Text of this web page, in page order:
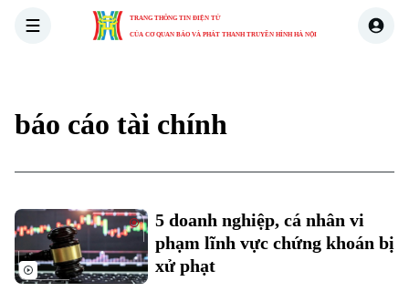
TRANG THÔNG TIN ĐIỆN TỬ
CỦA CƠ QUAN BÁO VÀ PHÁT THANH TRUYỀN HÌNH HÀ NỘI
báo cáo tài chính
5 doanh nghiệp, cá nhân vi
phạm lĩnh vực chứng khoán bị
xử phạt